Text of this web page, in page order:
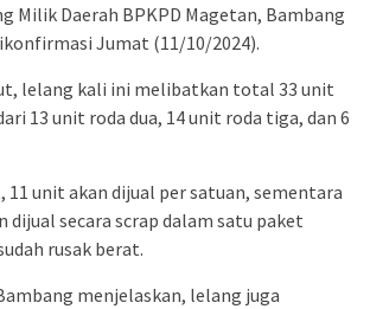
Milik Daerah BPKPD Magetan, Bambang
Jumat (11/10/2024).
lelang kali ini melibatkan total 33 unit
13 unit roda dua, 14 unit roda tiga, dan 6
unit akan dijual per satuan, sementara
dijual secara scrap dalam satu paket
rusak berat.
menjelaskan, lelang juga